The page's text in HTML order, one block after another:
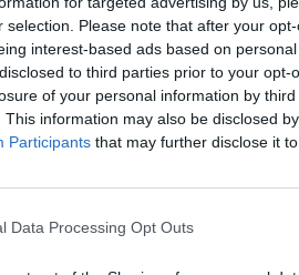
selection. Please note that after your
interest-based ads based on
to third parties prior to your
of your personal information by
This information may also be disclosed
Participants that may further disclose it
Data Processing Opt Outs
Νέα
Θεραπεία